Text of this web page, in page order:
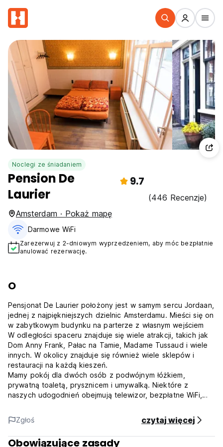
Noclegi ze śniadaniem
Pension De
Laurier
9.7
(446 Recenzje)
Amsterdam · Pokaż mapę
Darmowe WiFi
Zarezerwuj z 2-dniowym wyprzedzeniem, aby móc bezpłatnie
anulować rezerwację.
O
Pensjonat De Laurier położony jest w samym sercu Jordaan,
jednej z najpiękniejszych dzielnic Amsterdamu. Mieści się on
w zabytkowym budynku na parterze z własnym wejściem
W odległości spaceru znajduje się wiele atrakcji, takich jak
Dom Anny Frank, Pałac na Tamie, Madame Tussaud i wiele
innych. W okolicy znajduje się również wiele sklepów i
restauracji na każdą kieszeń.
Mamy pokój dla dwóch osób z podwójnym łóżkiem,
prywatną toaletą, prysznicem i umywalką. Niektóre z
naszych udogodnień obejmują telewizor, bezpłatne WiFi,
Jeśli przyjeżdżasz samochodem, możesz zaparkować
samochód w garażu Euro Parking, który znajduje się
zaledwie 5 minut spacerem i jest otwarty 24 godziny na
dobę z ochroną.
Zgłoś czytaj więcej
Obowiązujące zasady